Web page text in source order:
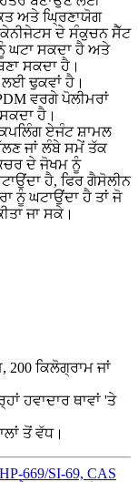
ਅਤੇ ਘ੍ਰਿਣਾਯੋਗ
ਦੇ ਸੰਕੁਚਨ ਸੈੱਟ
ਘਟਾ ਸਕਦਾ ਹੈ ਅਤੇ
ਸਕਦਾ ਹੈ।
ਲਈ ਢੁਕਵਾਂ ਹੈ।
ਵਰਗੇ ਪੋਲੀਮਰਾਂ
ਹੈ।
ਏਜੰਟ ਸ਼ਾਮਲ
ਜਾਂ ਲੰਬੇ ਸਮੇਂ ਤੱਕ
ਦੇ ਜੋਖਮ ਨੂੰ
ਹੈ, ਫਿਰ ਗੈਸੋਲੀਨ
ਨੂੰ ਘਟਾਉਂਦਾ ਹੈ ਤਾਂ ਜੋ
ਜਾ ਸਕੇ।
200 ਕਿਲੋਗ੍ਰਾਮ ਜਾਂ
ਹਵਾਦਾਰ ਥਾਵਾਂ 'ਤੇ
ਤੋਂ ਵੱਧ।
669/SI-69, CAS